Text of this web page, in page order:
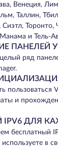
Венеция,
Таллин,
Торонто,
и Тель-
ПАНЕЛЕЙ
ряд
пользоваться
и
IPV6 ДЛЯ
бесплатный
в